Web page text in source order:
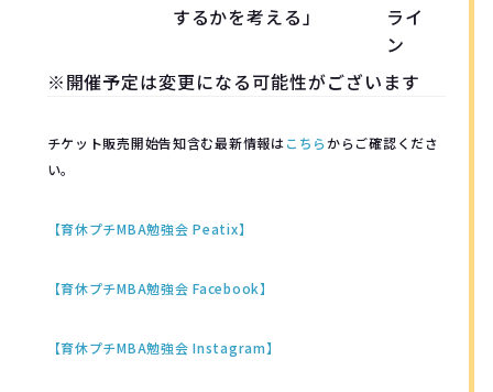
するかを考える」
ライ
ン
※開催予定は変更になる可能性がございます
チケット販売開始告知含む最新情報はこちらからご確認くださ
い。
【育休プチMBA勉強会 Peatix】
【育休プチMBA勉強会 Facebook】
【育休プチMBA勉強会 Instagram】